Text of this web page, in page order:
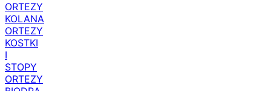
ORTEZY
KOLANA
ORTEZY
KOSTKI
I
STOPY
ORTEZY